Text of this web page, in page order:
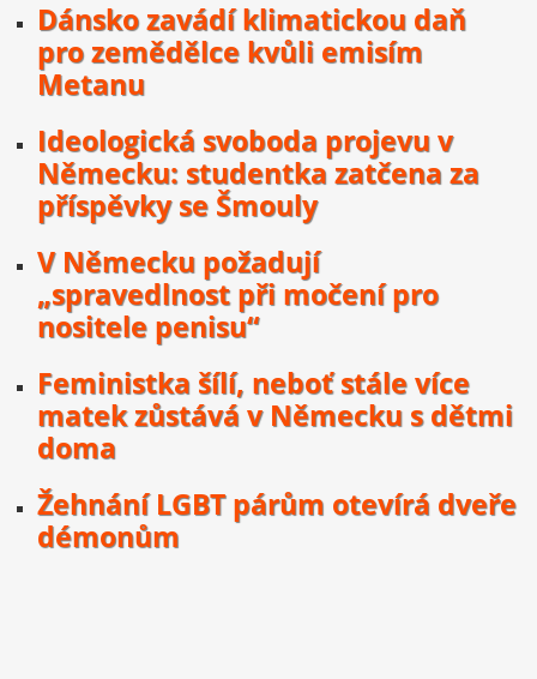
Dánsko zavádí klimatickou daň
pro zemědělce kvůli emisím
Metanu
Ideologická svoboda projevu v
Německu: studentka zatčena za
příspěvky se Šmouly
V Německu požadují
„spravedlnost při močení pro
nositele penisu“
Feministka šílí, neboť stále více
matek zůstává v Německu s dětmi
doma
Žehnání LGBT párům otevírá dveře
démonům